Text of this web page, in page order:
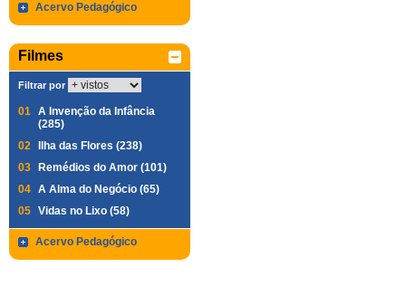
Acervo Pedagógico
Filmes
Filtrar por
01 A Invenção da Infância
(285)
02
Ilha das Flores (238)
03
Remédios do Amor (101)
04 A Alma do Negócio (65)
05 Vidas no Lixo (58)
Acervo Pedagógico